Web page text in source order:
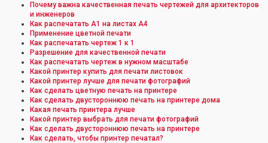
Почему важна качественная печать чертежей для архитекторов
и инженеров
Как распечатать А1 на листах А4
Применение цветной печати
Как распечатать чертеж 1 к 1
Разрешение для качественной печати
Как распечатать чертеж в нужном масштабе
Какой принтер купить для печати листовок
Какой принтер лучше для печати фотографий
Как сделать цветную печать на принтере
Как сделать двустороннюю печать на принтере дома
Какая печать принтера лучше
Какой принтер выбрать для печати фотографий
Как сделать двустороннюю печать на принтере
Как сделать, чтобы принтер печатал?